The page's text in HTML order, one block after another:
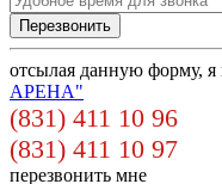
отсылая данную форму, я
АРЕНА"
(831) 411 10 96
(831) 411 10 97
перезвонить мне